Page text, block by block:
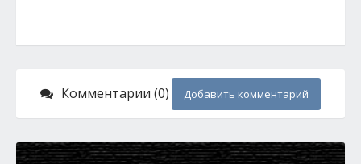
Комментарии (0) Добавить комментарий